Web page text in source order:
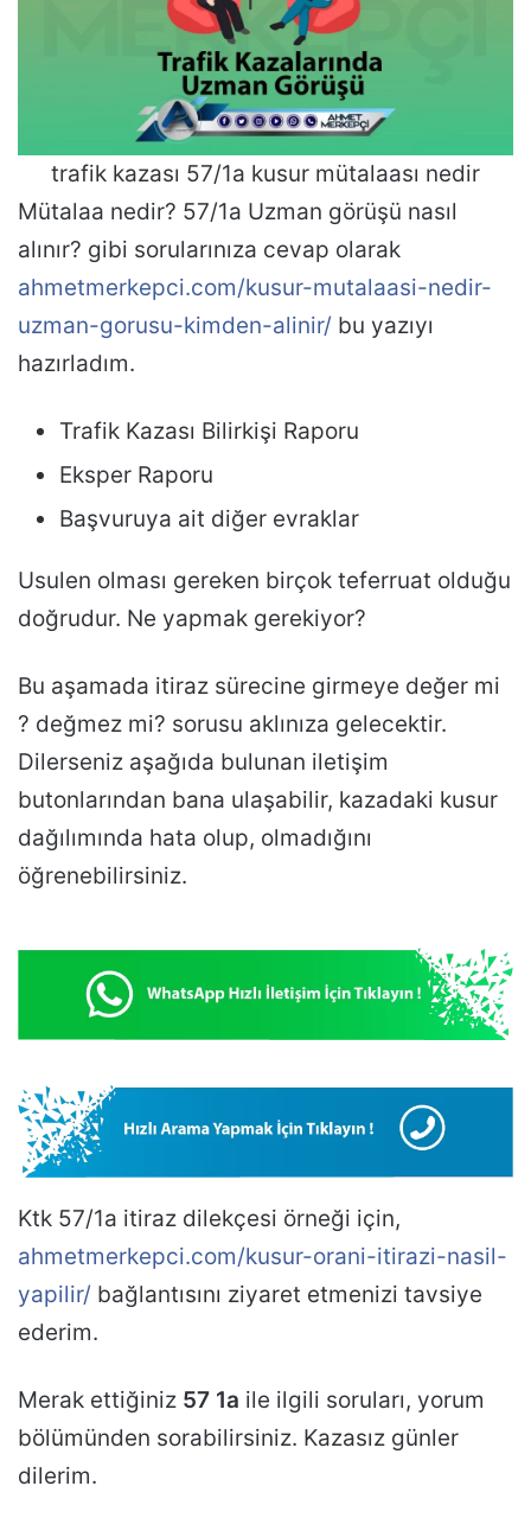
trafik kazası 57/1a kusur mütalaası nedir
Mütalaa nedir? 57/1a Uzman görüşü nasıl
alınır? gibi sorularınıza cevap olarak
ahmetmerkepci.com/kusur-mutalaasi-nedir-
uzman-gorusu-kimden-alinir/ bu yazıyı
hazırladım.
Trafik Kazası Bilirkişi Raporu
Eksper Raporu
Başvuruya ait diğer evraklar
Usulen olması gereken birçok teferruat olduğu
doğrudur. Ne yapmak gerekiyor?
Bu aşamada itiraz sürecine girmeye değer mi
? değmez mi? sorusu aklınıza gelecektir.
Dilerseniz aşağıda bulunan iletişim
butonlarından bana ulaşabilir, kazadaki kusur
dağılımında hata olup, olmadığını
öğrenebilirsiniz.
Ktk 57/1a itiraz dilekçesi örneği için,
ahmetmerkepci.com/kusur-orani-itirazi-nasil-
yapilir/ bağlantısını ziyaret etmenizi tavsiye
ederim.
Merak ettiğiniz 57 1a ile ilgili soruları, yorum
bölümünden sorabilirsiniz. Kazasız günler
dilerim.